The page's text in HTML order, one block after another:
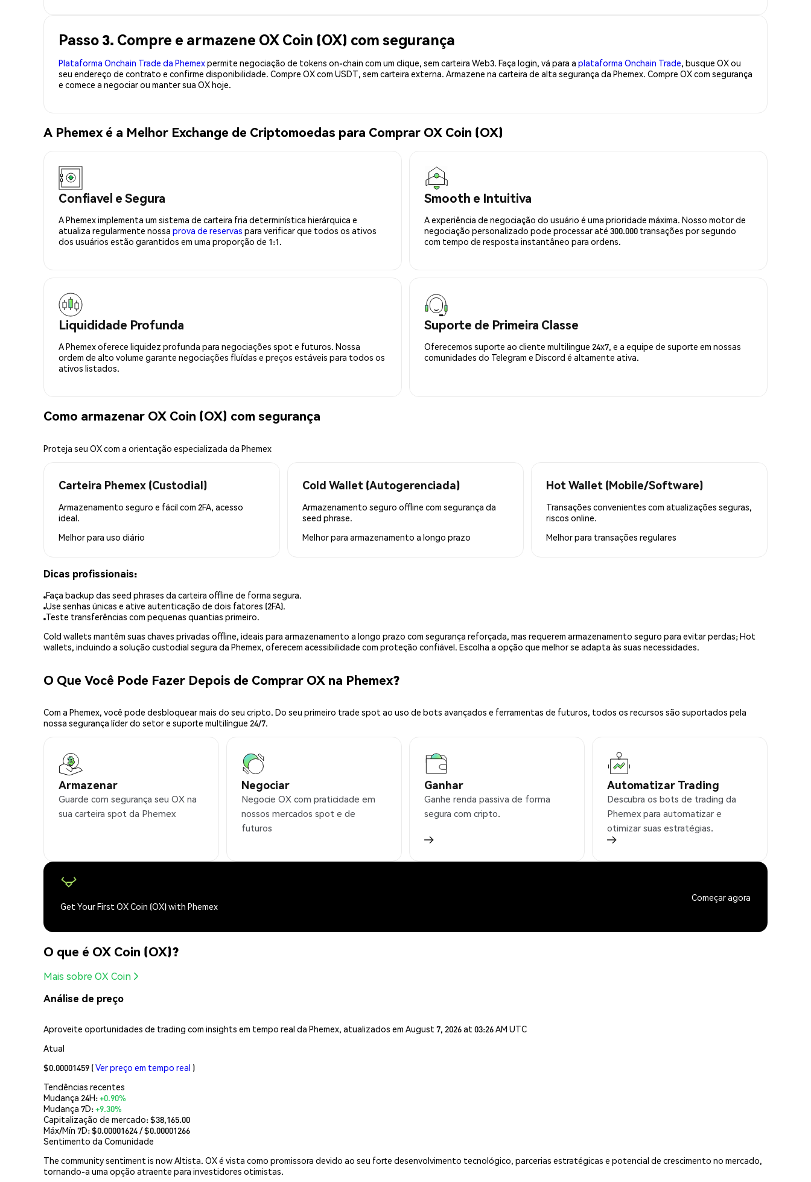
Passo 3. Compre e armazene OX Coin (OX) com segurança
Plataforma Onchain Trade da Phemexpermite negociação de tokens on-chain com um clique, sem carteira Web3. Faça login, vá para a plataforma Onchain Trade, busque OX ou
seu endereço de contrato e confirme disponibilidade. Compre OX com USDT, sem carteira externa. Armazene na carteira de alta segurança da Phemex. Compre OX com segurança
e comece a negociar ou manter sua OX hoje.
A Phemex é a Melhor Exchange de Criptomoedas para Comprar OX Coin (OX)
Confiavel e Segura
A Phemex implementa um sistema de carteira fria determinística hierárquica e
atualiza regularmente nossa prova de reservas para verificar que todos os ativos
dos usuários estão garantidos em uma proporção de 1:1.
Smooth e Intuitiva
A experiência de negociação do usuário é uma prioridade máxima. Nosso motor de
negociação personalizado pode processar até 300.000 transações por segundo
com tempo de resposta instantâneo para ordens.
Liquididade Profunda
A Phemex oferece liquidez profunda para negociações spot e futuros. Nossa
ordem de alto volume garante negociações fluídas e preços estáveis para todos os
ativos listados.
Suporte de Primeira Classe
Oferecemos suporte ao cliente multilingue 24x7, e a equipe de suporte em nossas
comunidades do Telegram e Discord é altamente ativa.
Como armazenar OX Coin (OX) com segurança
Proteja seu OX com a orientação especializada da Phemex
Carteira Phemex (Custodial)
Armazenamento seguro e fácil com 2FA, acesso
ideal.
Melhor para uso diário
Cold Wallet (Autogerenciada)
Armazenamento seguro offline com segurança da
seed phrase.
Melhor para armazenamento a longo prazo
Hot Wallet (Mobile/Software)
Transações convenientes com atualizações seguras,
riscos online.
Melhor para transações regulares
Dicas profissionais:
Faça backup das seed phrases da carteira offline de forma segura.
Use senhas únicas e ative autenticação de dois fatores (2FA).
Teste transferências com pequenas quantias primeiro.
Cold wallets mantêm suas chaves privadas offline, ideais para armazenamento a longo prazo com segurança reforçada, mas requerem armazenamento seguro para evitar perdas; Hot
wallets, incluindo a solução custodial segura da Phemex, oferecem acessibilidade com proteção confiável. Escolha a opção que melhor se adapta às suas necessidades.
O Que Você Pode Fazer Depois de Comprar OX na Phemex?
Com a Phemex, você pode desbloquear mais do seu cripto. Do seu primeiro trade spot ao uso de bots avançados e ferramentas de futuros, todos os recursos são suportados pela
nossa segurança líder do setor e suporte multilíngue 24/7.
Armazenar
Guarde com segurança seu OX na
sua carteira spot da Phemex
Negociar
Negocie OX com praticidade em
nossos mercados spot e de
futuros
Ganhar
Ganhe renda passiva de forma
segura com cripto.
Automatizar Trading
Descubra os bots de trading da
Phemex para automatizar e
otimizar suas estratégias.
Get Your First OX Coin (OX) with Phemex
Começar agora
O que é OX Coin (OX)?
Mais sobre OX Coin
Análise de preço
Aproveite oportunidades de trading com insights em tempo real da Phemex, atualizados em August 7, 2026 at 03:26 AM UTC
Atual
$0.00001459 (Ver preço em tempo real )
Tendências recentes
Mudança 24H:+0.90%
Mudança 7D:+9.30%
Capitalização de mercado:$38,165.00
Máx/Mín 7D: $0.00001624/ $0.00001266
Sentimento da Comunidade
The community sentiment is now Altista. OX é vista como promissora devido ao seu forte desenvolvimento tecnológico, parcerias estratégicas e potencial de crescimento no mercado,
tornando-a uma opção atraente para investidores otimistas.